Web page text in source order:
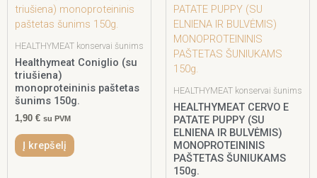
HEALTHYMEAT konservai šunims
Healthymeat Coniglio (su
triušiena)
monoproteininis paštetas
šunims 150g.
1,90 € su PVM
Į krepšelį
HEALTHYMEAT konservai šunims
HEALTHYMEAT CERVO E
PATATE PUPPY (SU
ELNIENA IR BULVĖMIS)
MONOPROTEININIS
PAŠTETAS ŠUNIUKAMS
150g.